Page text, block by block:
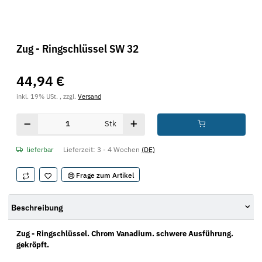
Zug - Ringschlüssel SW 32
44,94 €
inkl. 19% USt. , zzgl. Versand
Stk
lieferbar Lieferzeit: 3 - 4 Wochen (DE)
Frage zum Artikel
Beschreibung
Zug - Ringschlüssel. Chrom Vanadium. schwere Ausführung.
gekröpft.